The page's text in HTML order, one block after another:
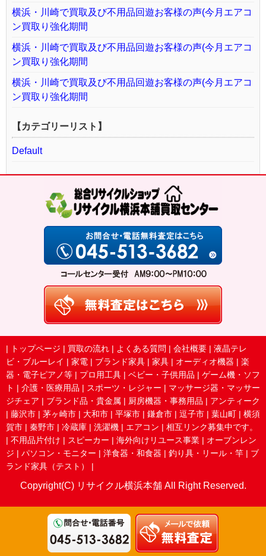
横浜・川崎で買取及び不用品回遊お客様の声(今月エアコ
ン買取り強化期間
横浜・川崎で買取及び不用品回遊お客様の声(今月エアコ
ン買取り強化期間
横浜・川崎で買取及び不用品回遊お客様の声(今月エアコ
ン買取り強化期間
【カテゴリーリスト】
Default
| トップページ | 買取の流れ | よくある質問 | 会社概要 | 液晶テレ
ビ・ブルーレイ | 家電 | ブランド家具 | 家具 | オーディオ機器 | 楽
器・電子ピアノ等 | プロ用工具 | ベビー・子供用品 | ゲーム機・ソフ
ト | 介護・医療用品 | スポーツ・レジャー | マッサージ器・マッサー
ジチェア | ブランド品・貴金属 | 厨房機器・事務用品 | アンティーク
| 藤沢市 | 茅ヶ崎市 | 大和市 | 平塚市 | 鎌倉市 | 逗子市 | 葉山町 | 横須
賀市 | 秦野市 | 冷蔵庫 | 洗濯機 | エアコン | 相互リンク募集中です。
| 不用品片付け | スピーカー | 海外向けリユース事業 | オーブンレン
ジ | パソコン・モニター | 洋食器・和食器 | 釣り具・リール・竿 | ブ
ランド家具（テスト）
|
Copyright(C) リサイクル横浜本舗 All Right Reserved.